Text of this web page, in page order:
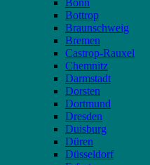
Bonn
Bottrop
Braunschweig
Bremen
Castrop-Rauxel
Chemnitz
Darmstadt
Dorsten
Dortmund
Dresden
Duisburg
Düren
Düsseldorf